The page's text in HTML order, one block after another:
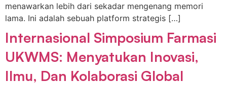
menawarkan lebih dari sekadar mengenang memori
lama. Ini adalah sebuah platform strategis […]
Internasional Simposium Farmasi
UKWMS: Menyatukan Inovasi,
Ilmu, Dan Kolaborasi Global